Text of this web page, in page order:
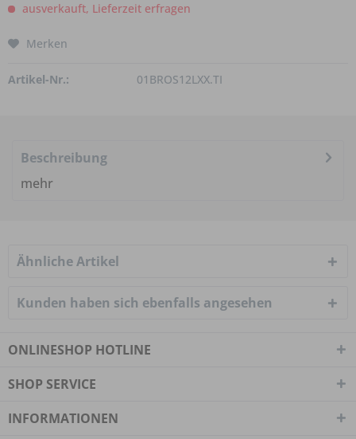
ausverkauft, Lieferzeit erfragen
Merken
Artikel-Nr.: 01BROS12LXX.TI
Beschreibung
mehr
Ähnliche Artikel
Kunden haben sich ebenfalls angesehen
ONLINESHOP HOTLINE
SHOP SERVICE
INFORMATIONEN